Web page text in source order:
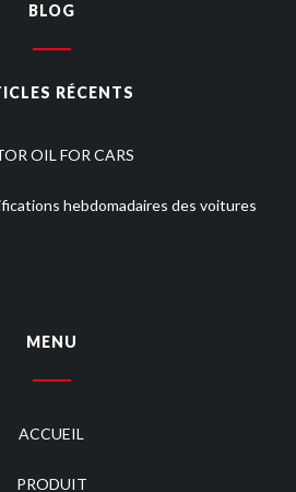
BLOG
RÉCENTS
OIL FOR CARS
hebdomadaires des voitures
MENU
ACCUEIL
PRODUIT